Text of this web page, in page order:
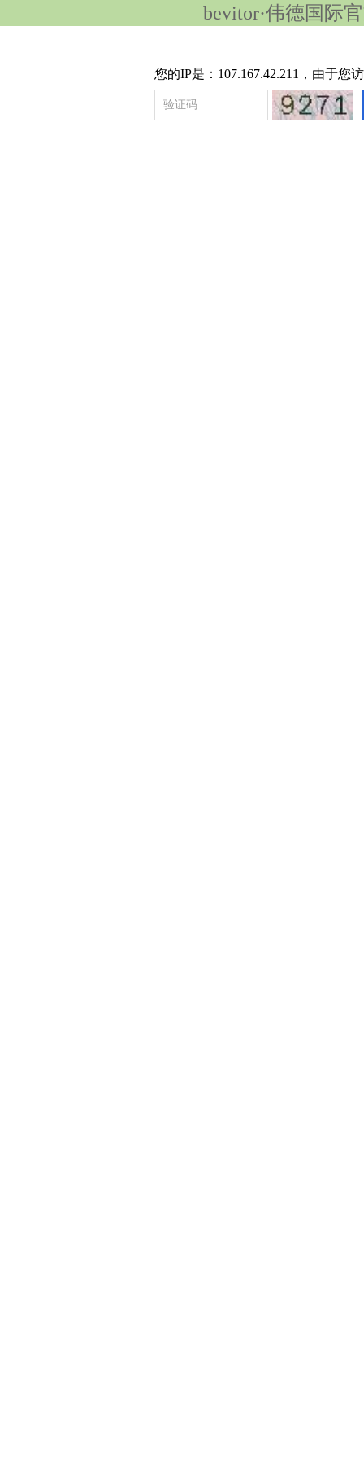
bevitor·伟德国际
您的IP是：107.167.42.211，由于您